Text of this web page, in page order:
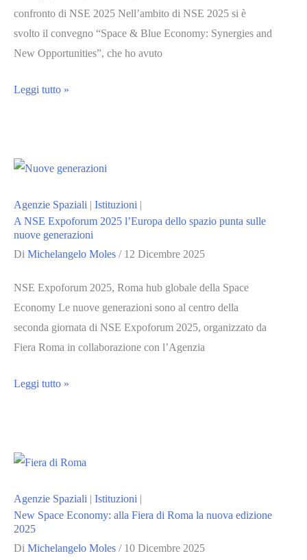
confronto di NSE 2025 Nell’ambito di NSE 2025 si è
svolto il convegno “Space & Blue Economy: Synergies and
New Opportunities”, che ho avuto
Space
sinergie
nuove
opportunità
Leggi tutto »
Agenzie Spaziali | Istituzioni |
A NSE Expoforum 2025 l’Europa dello spazio punta sulle
nuove generazioni
Di Michelangelo Moles / 12 Dicembre 2025
NSE Expoforum 2025, Roma hub globale della Space
Economy Le nuove generazioni sono al centro della
seconda giornata di NSE Expoforum 2025, organizzato da
Fiera Roma in collaborazione con l’Agenzia
A
l’Europa
spazio
punta
sulle
Leggi tutto »
Agenzie Spaziali | Istituzioni |
New Space Economy: alla Fiera di Roma la nuova edizione
2025
Di Michelangelo Moles / 10 Dicembre 2025